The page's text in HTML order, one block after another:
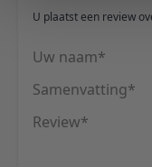
U plaatst een review
Uw naam
Samenvatting
Review